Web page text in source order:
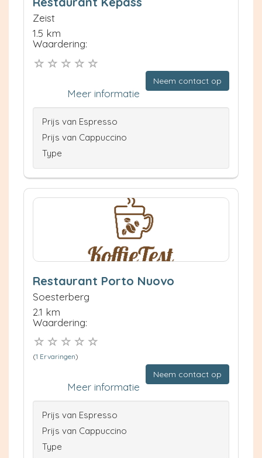
Zeist
1.5 km
Waardering:
Neem contact op
Meer informatie
Prijs van Espresso
Prijs van Cappuccino
Type
Restaurant Porto Nuovo
Soesterberg
2.1 km
Waardering:
(1 Ervaringen)
Neem contact op
Meer informatie
Prijs van Espresso
Prijs van Cappuccino
Type